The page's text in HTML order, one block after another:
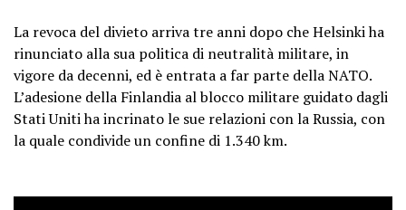
La revoca del divieto arriva tre anni dopo che Helsinki ha
rinunciato alla sua politica di neutralità militare, in
vigore da decenni, ed è entrata a far parte della NATO.
L’adesione della Finlandia al blocco militare guidato dagli
Stati Uniti ha incrinato le sue relazioni con la Russia, con
la quale condivide un confine di 1.340 km.